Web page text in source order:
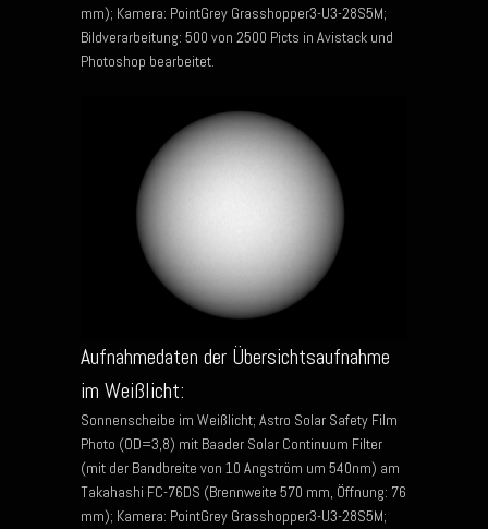
mm); Kamera: PointGrey Grasshopper3-U3-28S5M;
Bildverarbeitung: 500 von 2500 Picts in Avistack und
Photoshop bearbeitet.
Aufnahmedaten der Übersichtsaufnahme
im Weißlicht:
Sonnenscheibe im Weißlicht; Astro Solar Safety Film
Photo (OD=3,8) mit Baader Solar Continuum Filter
(mit der Bandbreite von 10 Angström um 540nm) am
Takahashi FC-76DS (Brennweite 570 mm, Öffnung: 76
mm); Kamera: PointGrey Grasshopper3-U3-28S5M;